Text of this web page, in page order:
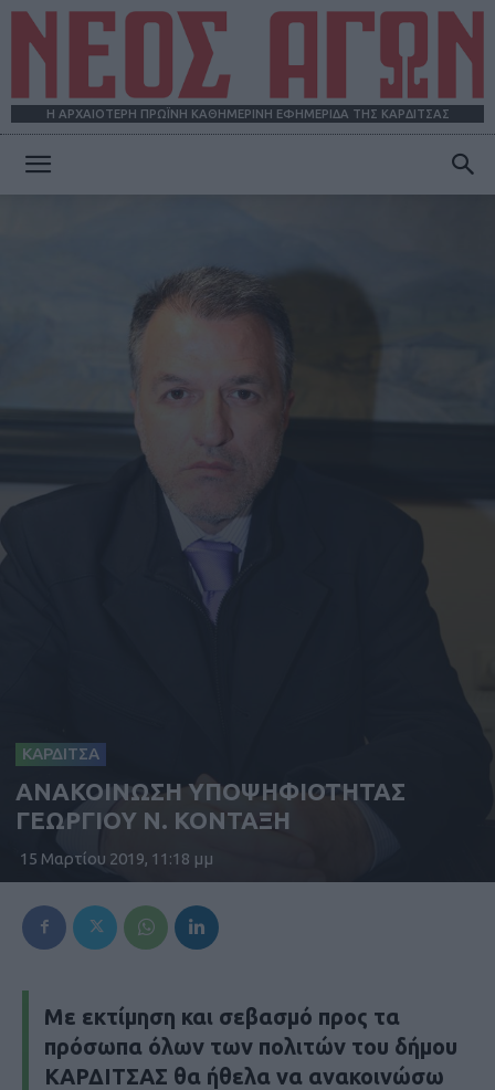
Η ΑΡΧΑΙΟΤΕΡΗ ΠΡΩΪΝΗ ΚΑΘΗΜΕΡΙΝΗ ΕΦΗΜΕΡΙΔΑ ΤΗΣ ΚΑΡΔΙΤΣΑΣ
ΚΑΡΔΙΤΣΑ
ΑΝΑΚΟΙΝΩΣΗ ΥΠΟΨΗΦΙΟΤΗΤΑΣ
ΓΕΩΡΓΙΟΥ Ν. ΚΟΝΤΑΞΗ
15 Μαρτίου 2019, 11:18 μμ
Με εκτίμηση και σεβασμό προς τα
πρόσωπα όλων των πολιτών του δήμου
ΚΑΡΔΙΤΣΑΣ θα ήθελα να ανακοινώσω